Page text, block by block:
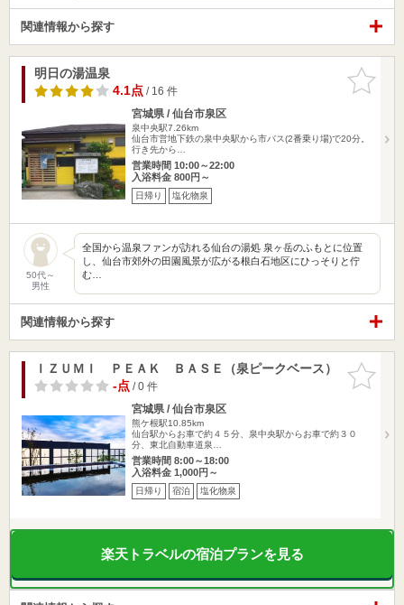
関連情報から探す
お気に入
りに追加
明日の湯温泉
4.1点/ 16 件
宮城県 / 仙台市泉区
泉中央駅7.26km
仙台市営地下鉄の泉中央駅から市バス(2番乗り場)で20分。
行き先から…
営業時間 10:00～22:00
入浴料金 800円～
日帰り 塩化物泉
50代～
男性
全国から温泉ファンが訪れる仙台の湯処 泉ヶ岳のふもとに位置
し、仙台市郊外の田園風景が広がる根白石地区にひっそりと佇
む…
関連情報から探す
お気に入
りに追加
ＩＺＵＭＩ ＰＥＡＫ ＢＡＳＥ（泉ピークベース）
-点/ 0 件
宮城県 / 仙台市泉区
熊ケ根駅10.85km
仙台駅からお車で約４５分、泉中央駅からお車で約３０
分、東北自動車道泉…
営業時間 8:00～18:00
入浴料金 1,000円～
日帰り 宿泊 塩化物泉
楽天トラベルの宿泊プランを見る